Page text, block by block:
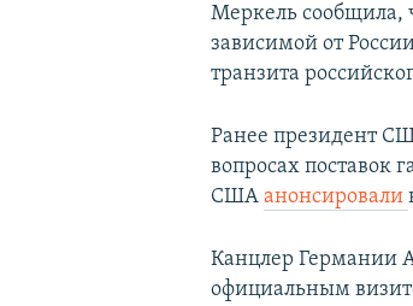
Меркель сообщила,
зависимой от
транзита
Ранее президент
вопросах поставок
СШАанонсировали
Канцлер Германии
официальным